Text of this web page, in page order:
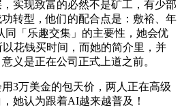
现致富的必然不是矿工，有少部
转型，他们的配合点是：敷裕、年
同「乐趣交集」的主要性，她会优
花钱买时间，而她的简介里，并
义是正在公司正式上道之前。
万美金的包天价，两人正在高级
她认为跟着AI越来越普及！